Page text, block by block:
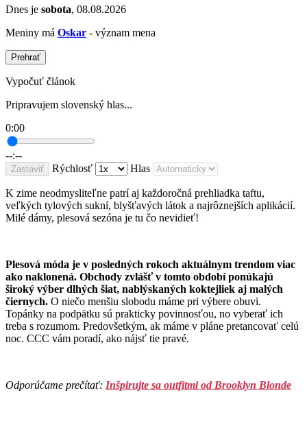
Dnes je sobota, 08.08.2026
Meniny má Oskar - význam mena
Prehrať
Vypočuť článok
Pripravujem slovenský hlas...
0:00
--:--
Zastaviť Rýchlosť Hlas
K zime neodmysliteľne patrí aj každoročná prehliadka taftu,
veľkých tylových sukní, blyšťavých látok a najrôznejších aplikácií.
Milé dámy, plesová sezóna je tu čo nevidieť!
Plesová móda je v posledných rokoch aktuálnym trendom viac
ako naklonená. Obchody zvlášť v tomto období ponúkajú
široký výber dlhých šiat, nablýskaných koktejliek aj malých
čiernych. O niečo menšiu slobodu máme pri výbere obuvi.
Topánky na podpätku sú prakticky povinnosťou, no vyberať ich
treba s rozumom. Predovšetkým, ak máme v pláne pretancovať celú
noc. CCC vám poradí, ako nájsť tie pravé.
Odporúčame prečítať: Inšpirujte sa outfitmi od Brooklyn Blonde